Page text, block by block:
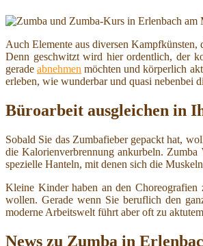
Auch Elemente aus diversen
Denn geschwitzt wird hier ordentlich, der
geradeabnehmen möchten und körperlich
erleben, wie wunderbar und quasi nebenbei
Büroarbeit ausgleichen in
Sobald Sie das Zumbafieber gepackt hat,
die Kalorienverbrennung ankurbeln.
spezielle Hanteln, mit denen sich die
Kleine Kinder haben an den Choreografien
wollen. Gerade wenn Sie beruflich den
moderne Arbeitswelt führt aber oft zu
News zu Zumba in